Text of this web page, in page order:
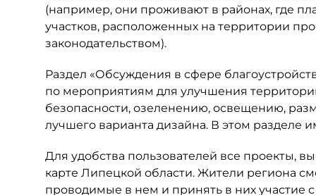
(например, они проживают в районах, где
участков, расположенных на территории
законодательством).
Раздел «Обсуждения в сфере
по мероприятиям для улучшения
безопасности, озеленению, освещению,
лучшего варианта дизайна. В этом разделе
Для удобства пользователей все проекты,
карте Липецкой области. Жители региона
проводимые в нем и принять в них